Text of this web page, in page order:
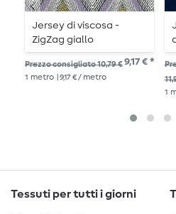
Jersey di viscosa -
ZigZag giallo
Prezzo consigliato 10,79 €9,17 € *
1 metro | 9,17 € / metro
1
Tessuti per tutti i giorni